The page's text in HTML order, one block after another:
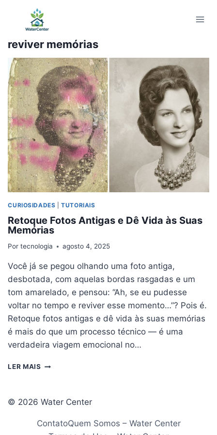
Conteúdo
reviver memórias
CURIOSIDADES |TUTORIAIS
Retoque Fotos Antigas e Dê Vida às Suas
Memórias
Por tecnologia agosto 4, 2025
Você já se pegou olhando uma foto antiga,
desbotada, com aquelas bordas rasgadas e um
tom amarelado, e pensou: “Ah, se eu pudesse
voltar no tempo e reviver esse momento…”? Pois é.
Retoque fotos antigas e dê vida às suas memórias
é mais do que um processo técnico — é uma
verdadeira viagem emocional no…
LER MAIS RETOQUE
DÊ
ÀS
© 2026 Water Center
ContatoQuem Somos – Water Center